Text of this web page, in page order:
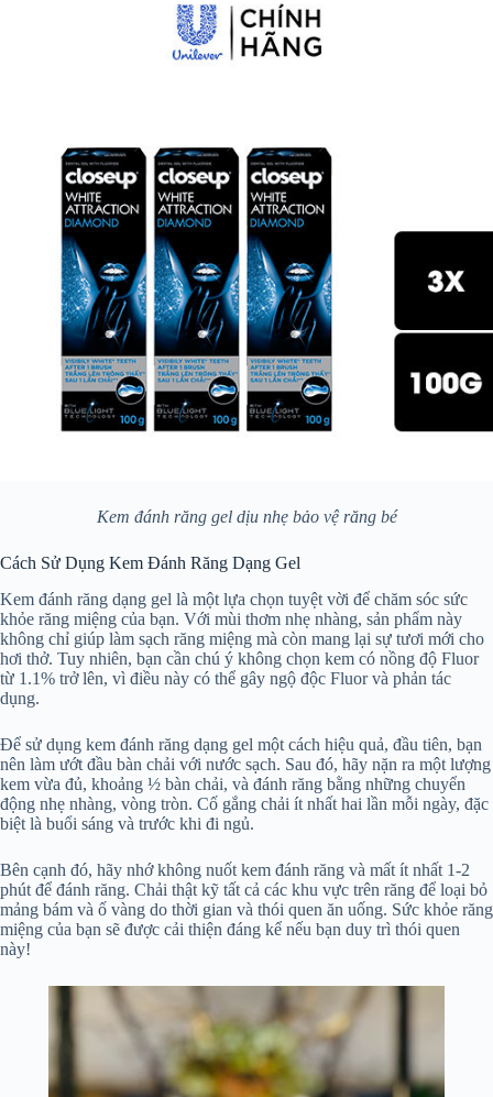
Kem đánh răng gel dịu nhẹ bảo vệ răng bé
Cách Sử Dụng Kem Đánh Răng Dạng Gel
Kem đánh răng dạng gel là một lựa chọn tuyệt vời để chăm sóc sức
khỏe răng miệng của bạn. Với mùi thơm nhẹ nhàng, sản phẩm này
không chỉ giúp làm sạch răng miệng mà còn mang lại sự tươi mới cho
hơi thở. Tuy nhiên, bạn cần chú ý không chọn kem có nồng độ Fluor
từ 1.1% trở lên, vì điều này có thể gây ngộ độc Fluor và phản tác
dụng.
Để sử dụng kem đánh răng dạng gel một cách hiệu quả, đầu tiên, bạn
nên làm ướt đầu bàn chải với nước sạch. Sau đó, hãy nặn ra một lượng
kem vừa đủ, khoảng ½ bàn chải, và đánh răng bằng những chuyển
động nhẹ nhàng, vòng tròn. Cố gắng chải ít nhất hai lần mỗi ngày, đặc
biệt là buổi sáng và trước khi đi ngủ.
Bên cạnh đó, hãy nhớ không nuốt kem đánh răng và mất ít nhất 1-2
phút để đánh răng. Chải thật kỹ tất cả các khu vực trên răng để loại bỏ
mảng bám và ố vàng do thời gian và thói quen ăn uống. Sức khỏe răng
miệng của bạn sẽ được cải thiện đáng kể nếu bạn duy trì thói quen
này!